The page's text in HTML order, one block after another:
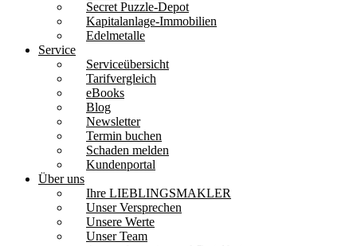
Secret Puzzle-Depot
Kapitalanlage-Immobilien
Edelmetalle
Service
Serviceübersicht
Tarifvergleich
eBooks
Blog
Newsletter
Termin buchen
Schaden melden
Kundenportal
Über uns
Ihre LIEBLINGSMAKLER
Unser Versprechen
Unsere Werte
Unser Team